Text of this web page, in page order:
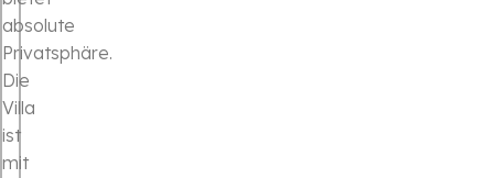
absolute
Privatsphäre.
Die
Villa
ist
mit